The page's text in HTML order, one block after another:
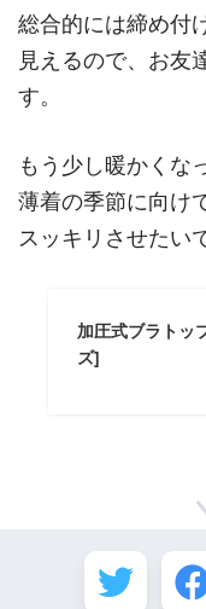
総合的には締め付
見えるので、お友
す。
もう少し暖かくな
薄着の季節に向け
スッキリさせたい
加圧式ブラトッ
ズ]